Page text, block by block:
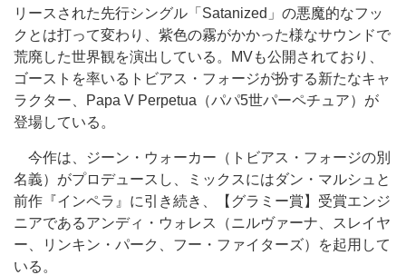
リースされた先行シングル「Satanized」の悪魔的なフッ
クとは打って変わり、紫色の霧がかかった様なサウンドで
荒廃した世界観を演出している。MVも公開されており、
ゴーストを率いるトビアス・フォージが扮する新たなキャ
ラクター、Papa V Perpetua（パパ5世パーペチュア）が
登場している。
今作は、ジーン・ウォーカー（トビアス・フォージの別
名義）がプロデュースし、ミックスにはダン・マルシュと
前作『インペラ』に引き続き、【グラミー賞】受賞エンジ
ニアであるアンディ・ウォレス（ニルヴァーナ、スレイヤ
ー、リンキン・パーク、フー・ファイターズ）を起用して
いる。